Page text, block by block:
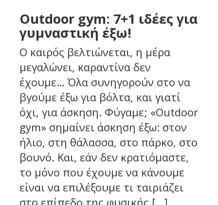
Οutdoor gym: 7+1 ιδέες για
γυμναστική έξω!
Ο καιρός βελτιώνεται, η μέρα
μεγαλώνει, καραντίνα δεν
έχουμε… Όλα συνηγορούν στο να
βγούμε έξω για βόλτα, και γιατί
όχι, για άσκηση. Φύγαμε; «Οutdoor
gym» σημαίνει άσκηση έξω: στον
ήλιο, στη θάλασσα, στο πάρκο, στο
βουνό. Και, εάν δεν κρατιόμαστε,
το μόνο που έχουμε να κάνουμε
είναι να επιλέξουμε τι ταιριάζει
στο επίπεδο της φυσικής […]